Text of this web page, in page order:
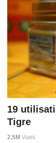
19
Tigre
2,5M Vues